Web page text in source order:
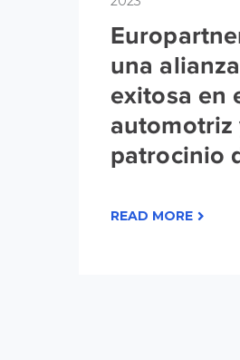
una
exitosa en
automotriz
patrocinio
READ MORE